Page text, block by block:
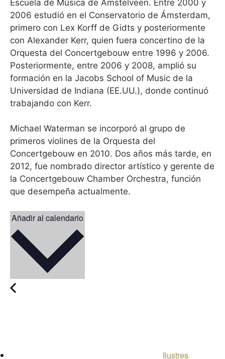
Escuela de Música de Amstelveen. Entre 2000 y
2006 estudió en el Conservatorio de Ámsterdam,
primero con Lex Korff de Gidts y posteriormente
con Alexander Kerr, quien fuera concertino de la
Orquesta del Concertgebouw entre 1996 y 2006.
Posteriormente, entre 2006 y 2008, amplió su
formación en la Jacobs School of Music de la
Universidad de Indiana (EE.UU.), donde continuó
trabajando con Kerr.
Michael Waterman se incorporó al grupo de
primeros violines de la Orquesta del
Concertgebouw en 2010. Dos años más tarde, en
2012, fue nombrado director artístico y gerente de
la Concertgebouw Chamber Orchestra, función
que desempeña actualmente.
Ilustres